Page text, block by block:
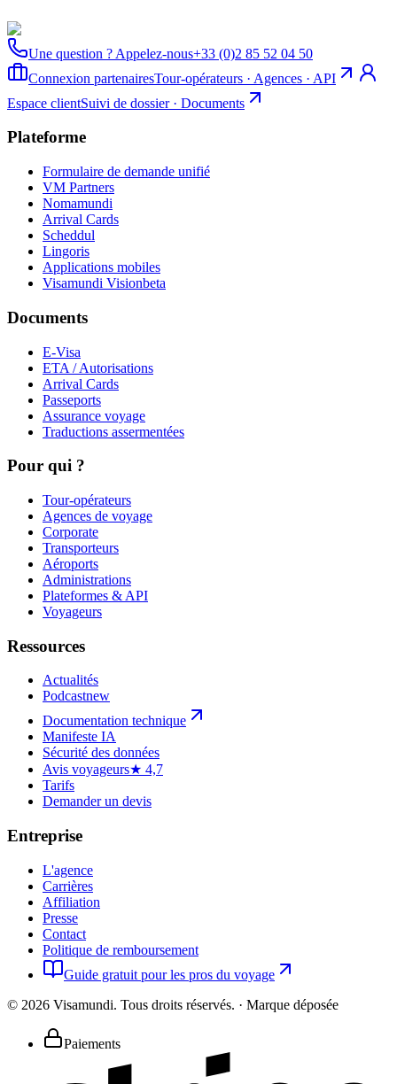
Une question ? Appelez-nous+33 (0)2 85 52 04 50
Connexion partenairesTour-opérateurs · Agences · API
Espace clientSuivi de dossier · Documents
Plateforme
Formulaire de demande unifié
VM Partners
Nomamundi
Arrival Cards
Scheddul
Lingoris
Applications mobiles
Visamundi Visionbeta
Documents
E-Visa
ETA / Autorisations
Arrival Cards
Passeports
Assurance voyage
Traductions assermentées
Pour qui ?
Tour-opérateurs
Agences de voyage
Corporate
Transporteurs
Aéroports
Administrations
Plateformes & API
Voyageurs
Ressources
Actualités
Podcastnew
Documentation technique
Manifeste IA
Sécurité des données
Avis voyageurs★ 4,7
Tarifs
Demander un devis
Entreprise
L'agence
Carrières
Affiliation
Presse
Contact
Politique de remboursement
Guide gratuit pour les pros du voyage
© 2026 Visamundi. Tous droits réservés. · Marque déposée
Paiements